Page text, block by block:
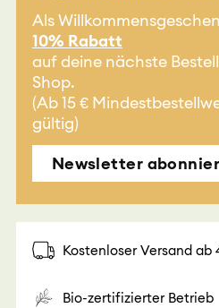
Als
10% Rabatt
auf deine nächste
Shop.
(Ab 15 €
gültig)
Newsletter
Kostenloser Versand ab
Bio-zertifizierter Betrieb